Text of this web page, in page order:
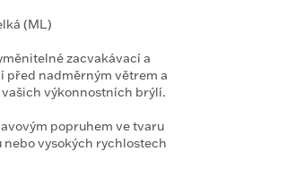
(ML)
zacvakávací a
před nadměrným větrem a
výkonnostních brýlí.
popruhem ve tvaru
vysokých rychlostech